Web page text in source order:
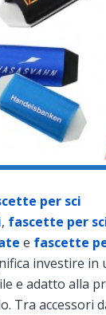
per sci
, fascette per
e fascette
investire in
e adatto alla
Tra accessori